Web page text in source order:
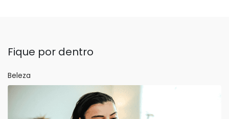
Fique por dentro
Beleza